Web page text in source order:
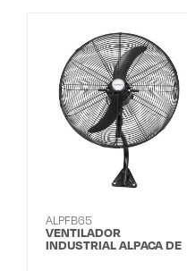
ALPFB65
VENTILADOR
INDUSTRIAL ALPACA DE